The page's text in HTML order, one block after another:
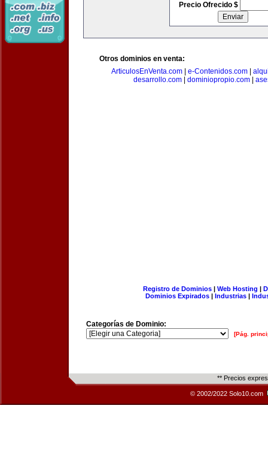
Precio Ofrecido $
Otros dominios en venta:
ArticulosEnVenta.com| e-Contenidos.com|
desarrollo.com| dominiopropio.com|
Registro de Dominios| Web Hosting |
Dominios Expirados | Industrias |
Categorías de Dominio:
[Pág.
** Precios
© 2002/2022 Solo10.com